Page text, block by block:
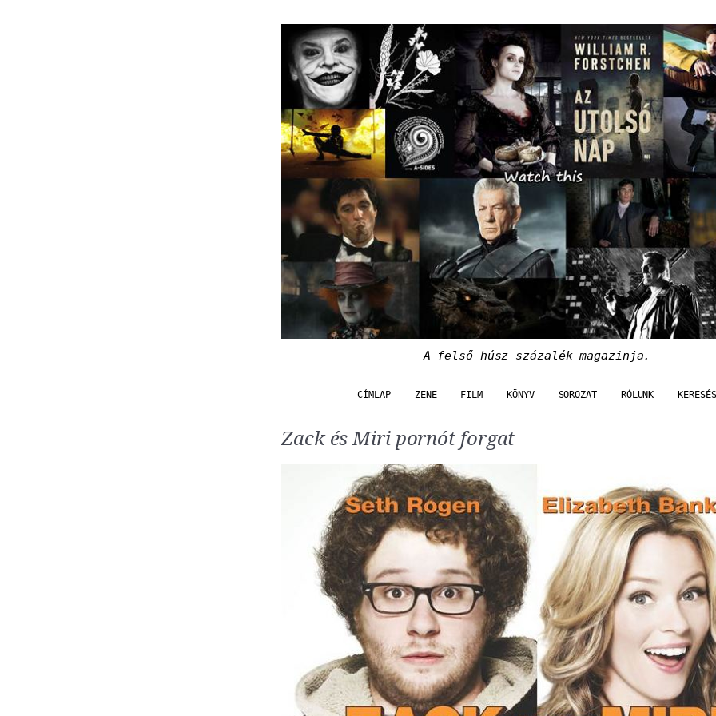
A felső húsz százalék magazinja.
CÍMLAP ZENE FILM KÖNYV SOROZAT RÓLUNK KERESÉS
Zack és Miri pornót forgat